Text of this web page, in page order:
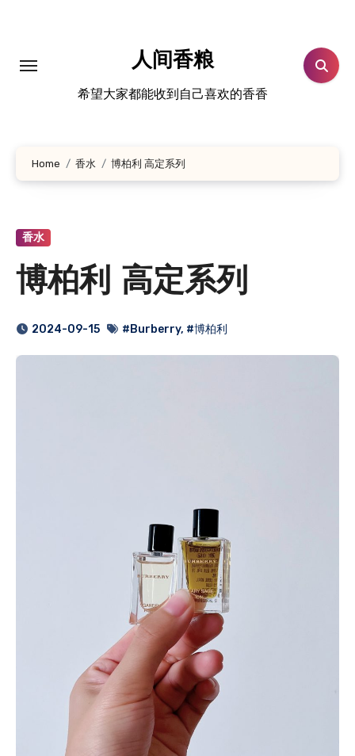
人间香粮
希望大家都能收到自己喜欢的香香
Home 香水 博柏利 高定系列
香水
博柏利 高定系列
2024-09-15 #Burberry, #博柏利